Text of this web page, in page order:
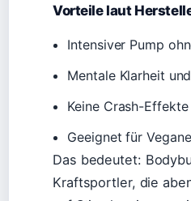
Vorteile laut
Intensiver Pump
Mentale Klarheit
Keine Crash-
Geeignet für
Das bedeutet:
Kraftsportler, die